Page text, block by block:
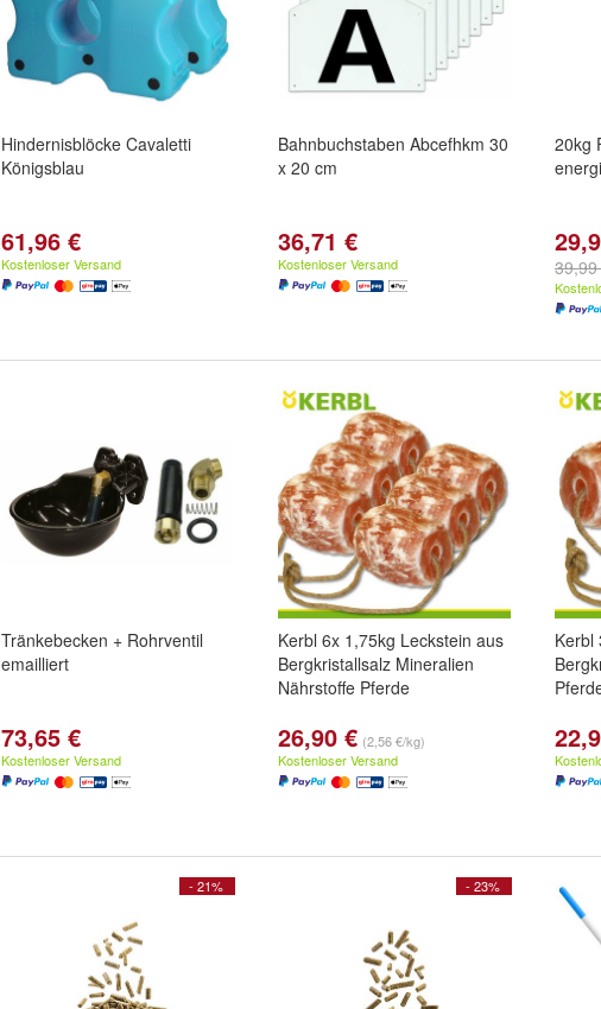
Hindernisblöcke Cavaletti
Königsblau
61,96 €
Kostenloser Versand
Bahnbuchstaben Abcefhkm 30
x 20 cm
36,71 €
Kostenloser Versand
20kg
Tränkebecken + Rohrventil
emailliert
73,65 €
Kostenloser Versand
Kerbl 6x 1,75kg Leckstein aus
Bergkristallsalz Mineralien
Nährstoffe Pferde
26,90 € (2,56 €/kg)
Kostenloser Versand
Kerbl
- 21% - 23%